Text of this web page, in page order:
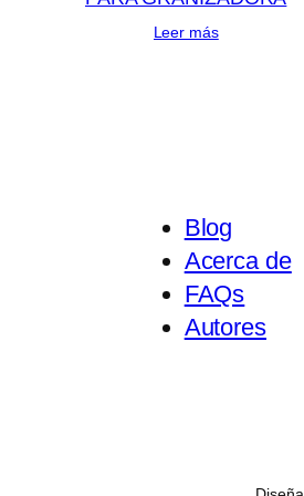
Leer más
Blog
Acerca de
FAQs
Autores